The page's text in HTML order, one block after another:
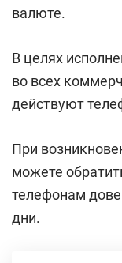
валюте.
В целях
во всех
действуют
При
можете
телефонам
дни.